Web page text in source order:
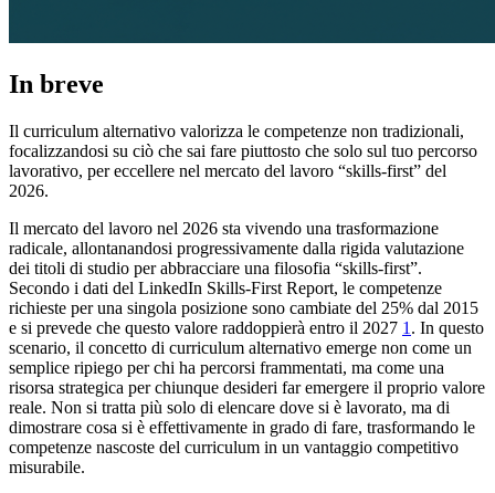
In breve
Il curriculum alternativo valorizza le competenze non tradizionali,
focalizzandosi su ciò che sai fare piuttosto che solo sul tuo percorso
lavorativo, per eccellere nel mercato del lavoro “skills-first” del
2026.
Il mercato del lavoro nel 2026 sta vivendo una trasformazione
radicale, allontanandosi progressivamente dalla rigida valutazione
dei titoli di studio per abbracciare una filosofia “skills-first”.
Secondo i dati del LinkedIn Skills-First Report, le competenze
richieste per una singola posizione sono cambiate del 25% dal 2015
e si prevede che questo valore raddoppierà entro il 2027 1 . In questo
scenario, il concetto di curriculum alternativo emerge non come un
semplice ripiego per chi ha percorsi frammentati, ma come una
risorsa strategica per chiunque desideri far emergere il proprio valore
reale. Non si tratta più solo di elencare dove si è lavorato, ma di
dimostrare cosa si è effettivamente in grado di fare, trasformando le
competenze nascoste del curriculum in un vantaggio competitivo
misurabile.